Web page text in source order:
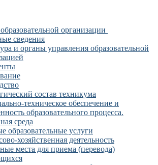
организации
сведения
и органы управления образовательной
состав техникума
техническое обеспечение и
образовательного процесса.
среда
образовательные услуги
хозяйственная деятельность
места для приема (перевода)